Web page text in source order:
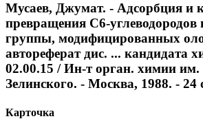
Мусаев, Джумат. - Адсорбция и
превращения С6-
группы, модифицированных
автореферат дис. ... кандидата
02.00.15 / Ин-т орган. химии
Зелинского. - Москва, 1988. - 24
Карточка